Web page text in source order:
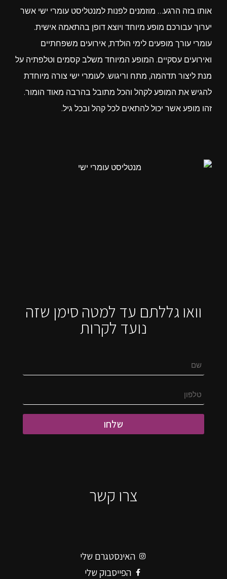
אותו בזה הרגע… מוזמנים לפנות למנטליסט עומרי ישי אשר
יערוך עבורכם מופע מיוחד ויוצא דופן בהתאמה אישית.
עומרי עורך מופעים לימי הולדת, אירועים משפחתיים
ואירועים עסקיים. המופע המיוחד משלב קסמים וטלפתיה על
מנת ליצור תדהמה, מתח וריגוש. לעומרי ישי צורה מיוחדת
להגיש את המופע לקהל והכל מתובל בהרבה מאוד הומור.
זהו מופע אשר יכול להתאים לכל קהל ובכל גיל.
וואו גללתם עד למטה סימן שזה
נועד לקרות
שלחו
צרו קשר
האינסטגרם שלי
הפייסבוק שלי